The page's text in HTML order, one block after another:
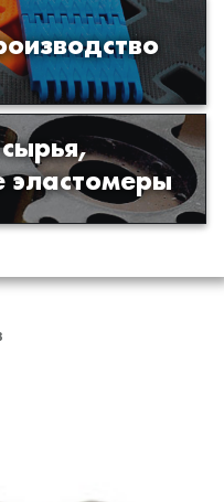
из пластиков
образцам либо
заказчика
эластомеры
производства
из полиуретана